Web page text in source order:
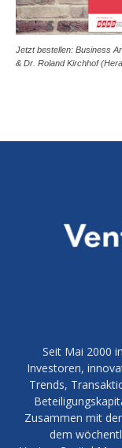
Jetzt bestellen: Business
& Dr. Roland Kirchhof
Seit Mai 2000
Investoren,
Trends,
Zusammen mit
dem